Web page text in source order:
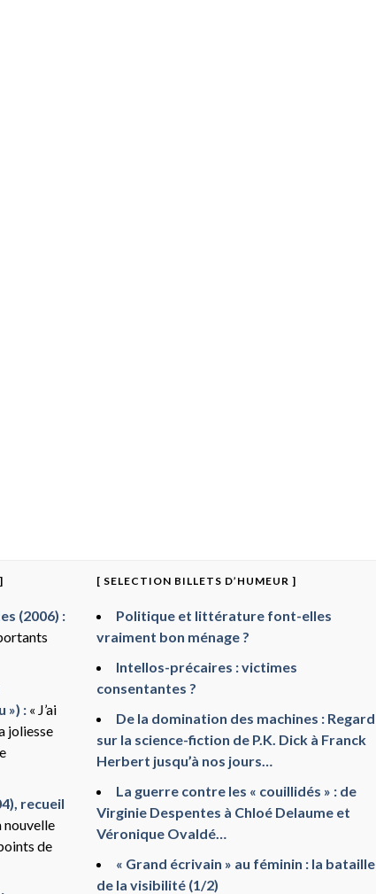
(2006) :
») : « J’ai
joliesse
recueil
nouvelle
de
[ SELECTION BILLETS D’HUMEUR ]
Politique et littérature font-elles
vraiment bon ménage ?
Intellos-précaires : victimes
consentantes ?
De la domination des machines : Regard
sur la science-fiction de P.K. Dick à Franck
Herbert jusqu’à nos jours…
La guerre contre les « couillidés » : de
Virginie Despentes à Chloé Delaume et
Véronique Ovaldé…
« Grand écrivain » au féminin : la bataille
de la visibilité (1/2)